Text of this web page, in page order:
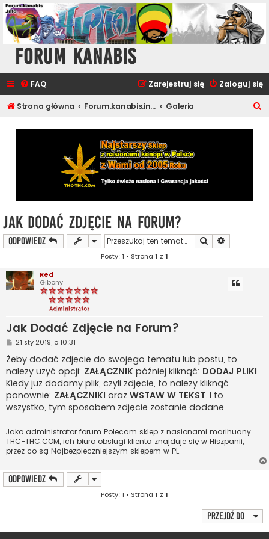
Forum Kanabis
FAQ Zaloguj się
Zarejestruj się
Strona główna Forum.kanabis.info - Cannabis Tematy Galeria
Jak Dodać Zdjęcie na Forum?
ODPOWIEDZ Szukaj
Posty: 1 • Strona 1 z 1
Red
Gibony
Jak Dodać Zdjęcie na Forum?
P
s
t
21 sty 2019, o 10:31
Żeby dodać zdjęcie do swojego tematu lub postu, to
należy użyć opcji: ZAŁĄCZNIK później kliknąć: DODAJ PLIKI.
Kiedy już dodamy plik, czyli zdjęcie, to należy kliknąć
ponownie: ZAŁĄCZNIKI oraz WSTAW W TEKST. I to
wszystko, tym sposobem zdjęcie zostanie dodane.
Jako administrator forum Polecam sklep z nasionami marihuany
THC-THC.COM, ich biuro obsługi klienta znajduje się w Hiszpanii,
przez co są Najbezpieczniejszym sklepem w PL.
ODPOWIEDZ
Posty: 1 • Strona 1 z 1
Przejdź do